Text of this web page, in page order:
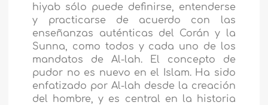
hiyab sólo puede definirse, entenderse
y practicarse de acuerdo con las
enseñanzas auténticas del Corán y la
Sunna, como todos y cada uno de los
mandatos de Al-lah. El concepto de
pudor no es nuevo en el Islam. Ha sido
enfatizado por Al-lah desde la creación
del hombre, y es central en la historia